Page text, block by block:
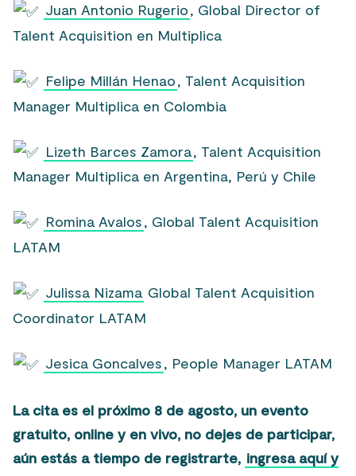
Juan Antonio Rugerio, Global Director of
Talent Acquisition en Multiplica
Felipe Millán Henao, Talent Acquisition
Manager Multiplica en Colombia
Lizeth Barces Zamora, Talent Acquisition
Manager Multiplica en Argentina, Perú y Chile
Romina Avalos, Global Talent Acquisition
LATAM
Julissa Nizama Global Talent Acquisition
Coordinator LATAM
Jesica Goncalves, People Manager LATAM
La cita es el próximo 8 de agosto, un evento
gratuito, online y en vivo, no dejes de participar,
aún estás a tiempo de registrarte, ingresa aquí y